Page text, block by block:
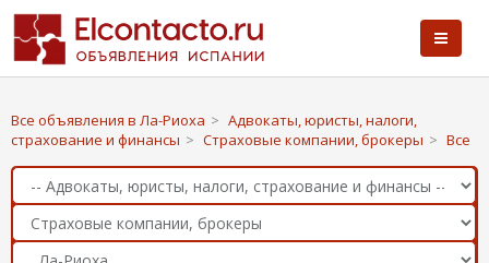
Все объявления в Ла-Риоха > Адвокаты, юристы, налоги,
страхование и финансы > Страховые компании, брокеры > Все